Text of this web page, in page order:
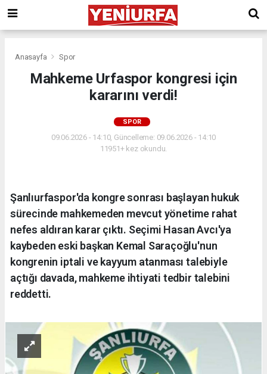
Anasayfa Spor
Mahkeme Urfaspor kongresi için
kararını verdi!
SPOR
09.06.2026 - 14:10, Güncelleme: 09.06.2026 - 14:10
11951+ kez okundu.
Şanlıurfaspor'da kongre sonrası başlayan hukuk
sürecinde mahkemeden mevcut yönetime rahat
nefes aldıran karar çıktı. Seçimi Hasan Avcı'ya
kaybeden eski başkan Kemal Saraçoğlu'nun
kongrenin iptali ve kayyum atanması talebiyle
açtığı davada, mahkeme ihtiyati tedbir talebini
reddetti.